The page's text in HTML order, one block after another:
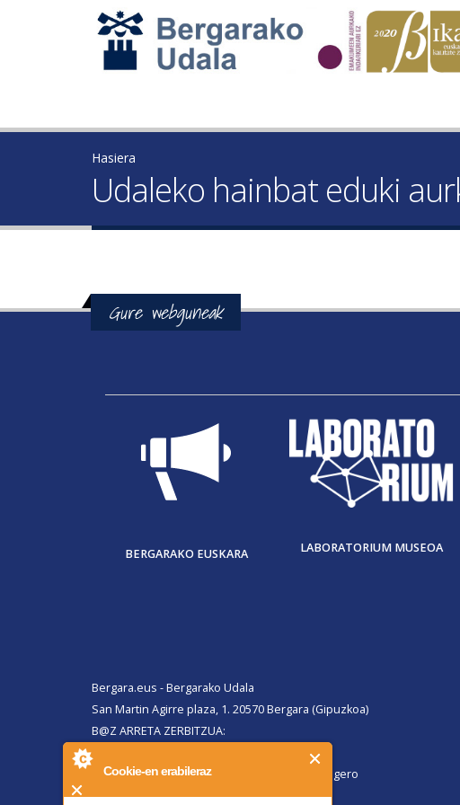
Cookie-en erabileraz
Hasiera
Udaleko hainbat eduki
Gure webguneak
BERGARAKO EUSKARA LABORATORIUM MUSEOA
Bergara.eus - Bergarako Udala
San Martin Agirre plaza, 1. 20570 Bergara (Gipuzkoa)
B@Z ARRETA ZERBITZUA:
943 77 91 00, Bergaraz kanpotik deituz gero
Faxa 943 77 91 63